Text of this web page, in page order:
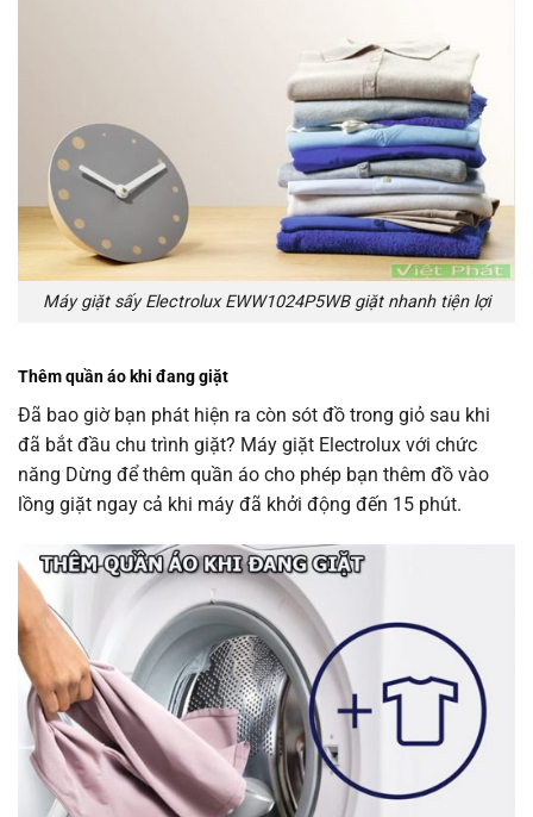
Máy giặt sấy Electrolux EWW1024P5WB giặt nhanh tiện lợi
Thêm quần áo khi đang giặt
Đã bao giờ bạn phát hiện ra còn sót đồ trong giỏ sau khi
đã bắt đầu chu trình giặt? Máy giặt Electrolux với chức
năng Dừng để thêm quần áo cho phép bạn thêm đồ vào
lồng giặt ngay cả khi máy đã khởi động đến 15 phút.